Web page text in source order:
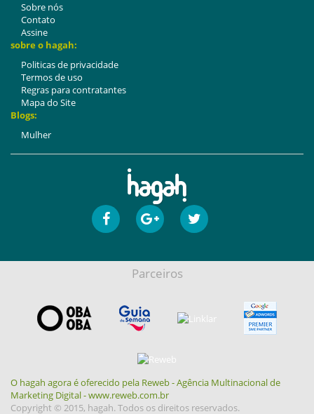
Sobre nós
Contato
Assine
sobre o hagah:
Politicas de privacidade
Termos de uso
Regras para contratantes
Mapa do Site
Blogs:
Mulher
Parceiros
O hagah agora é oferecido pela Reweb - Agência Multinacional de
Marketing Digital - www.reweb.com.br
Copyright © 2015, hagah. Todos os direitos reservados.